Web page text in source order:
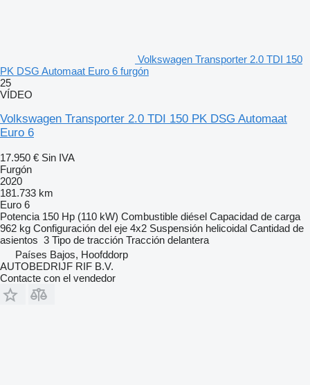
Volkswagen Transporter 2.0 TDI 150
PK DSG Automaat Euro 6 furgón
25
VÍDEO
Volkswagen Transporter 2.0 TDI 150 PK DSG Automaat
Euro 6
17.950 € Sin IVA
Furgón
2020
181.733 km
Euro 6
Potencia 150 Hp (110 kW) Combustible diésel Capacidad de carga
962 kg Configuración del eje 4x2 Suspensión helicoidal Cantidad de
asientos 3 Tipo de tracción Tracción delantera
Países Bajos, Hoofddorp
AUTOBEDRIJF RIF B.V.
Contacte con el vendedor